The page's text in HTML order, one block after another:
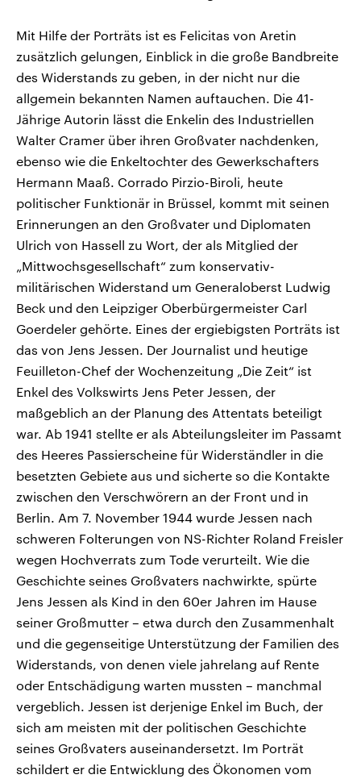
Mit Hilfe der Porträts ist es Felicitas von Aretin
zusätzlich gelungen, Einblick in die große Bandbreite
des Widerstands zu geben, in der nicht nur die
allgemein bekannten Namen auftauchen. Die 41-
Jährige Autorin lässt die Enkelin des Industriellen
Walter Cramer über ihren Großvater nachdenken,
ebenso wie die Enkeltochter des Gewerkschafters
Hermann Maaß. Corrado Pirzio-Biroli, heute
politischer Funktionär in Brüssel, kommt mit seinen
Erinnerungen an den Großvater und Diplomaten
Ulrich von Hassell zu Wort, der als Mitglied der
„Mittwochsgesellschaft“ zum konservativ-
militärischen Widerstand um Generaloberst Ludwig
Beck und den Leipziger Oberbürgermeister Carl
Goerdeler gehörte. Eines der ergiebigsten Porträts ist
das von Jens Jessen. Der Journalist und heutige
Feuilleton-Chef der Wochenzeitung „Die Zeit“ ist
Enkel des Volkswirts Jens Peter Jessen, der
maßgeblich an der Planung des Attentats beteiligt
war. Ab 1941 stellte er als Abteilungsleiter im Passamt
des Heeres Passierscheine für Widerständler in die
besetzten Gebiete aus und sicherte so die Kontakte
zwischen den Verschwörern an der Front und in
Berlin. Am 7. November 1944 wurde Jessen nach
schweren Folterungen von NS-Richter Roland Freisler
wegen Hochverrats zum Tode verurteilt. Wie die
Geschichte seines Großvaters nachwirkte, spürte
Jens Jessen als Kind in den 60er Jahren im Hause
seiner Großmutter – etwa durch den Zusammenhalt
und die gegenseitige Unterstützung der Familien des
Widerstands, von denen viele jahrelang auf Rente
oder Entschädigung warten mussten – manchmal
vergeblich. Jessen ist derjenige Enkel im Buch, der
sich am meisten mit der politischen Geschichte
seines Großvaters auseinandersetzt. Im Porträt
schildert er die Entwicklung des Ökonomen vom